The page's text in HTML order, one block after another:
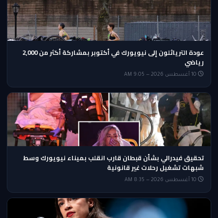
عودة الترياثلون إلى نيويورك في أكتوبر بمشاركة أكثر من 2,000
رياضي
تحقيق فيدرالي بشأن قبطان قارب انقلب بميناء نيويورك وسط
شبهات تشغيل رحلات غير قانونية